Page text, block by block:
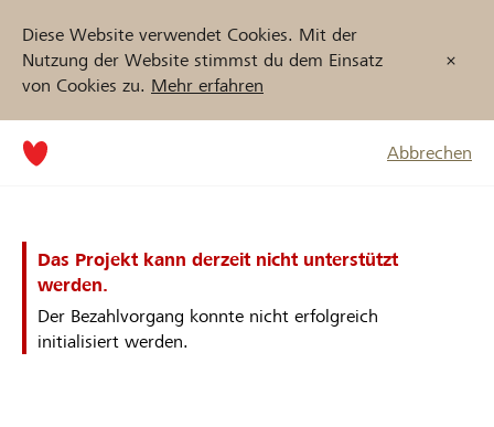
Diese Website verwendet Cookies. Mit der
Nutzung der Website stimmst du dem Einsatz
von Cookies zu. Mehr erfahren
Abbrechen
Das Projekt kann derzeit nicht unterstützt
werden.
Der Bezahlvorgang konnte nicht erfolgreich
initialisiert werden.